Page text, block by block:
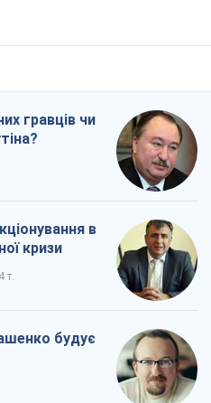
гравців чи
в
кризи
т.
будує